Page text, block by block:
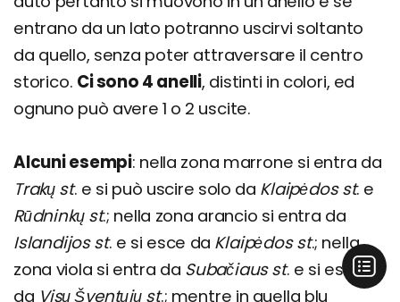
entrano da un lato potranno uscirvi soltanto
da quello, senza poter attraversare il centro
storico. Ci sono 4 anelli, distinti in colori, ed
ognuno può avere 1 o 2 uscite.
Alcuni esempi: nella zona marrone si entra da
Trakų st. e si può uscire solo da Klaipėdos st. e
Rūdninkų st.; nella zona arancio si entra da
Islandijos st. e si esce da Klaipėdos st.; nella
zona viola si entra da Subačiaus st. e si esce
da Visų Šventųjų st.; mentre in quella blu